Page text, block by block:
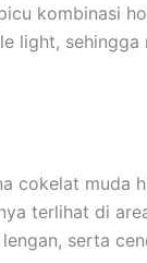
kombinasi
light, sehingga
cokelat muda
terlihat di
serta